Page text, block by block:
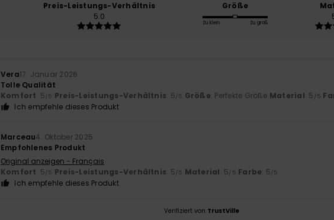
Preis-Leistungs-Verhältnis
5.0
Größe
Zu klein Zu groß
Vera17. Januar 2026
Tolle Qualität
Komfort: 5/5 Preis-Leistungs-Verhältnis: 5/5 Größe: Perfekte Größe Material: 5 /5
Ich empfehle dieses Produkt
Marceau4. Oktober 2025
Empfohlenes Produkt
Original anzeigen - Français
Komfort: 5/5 Preis-Leistungs-Verhältnis: 5/5 Material: 5/5 Farbe: 5/5
Ich empfehle dieses Produkt
Verifiziert von TrustVille